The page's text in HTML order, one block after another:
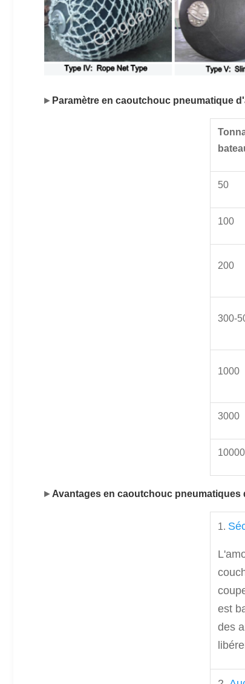
► Paramètre en caoutchouc pneumatique
50
100
200
300-
1000
3000
10000
► Avantages en caoutchouc pneumatiques
1.
est
des